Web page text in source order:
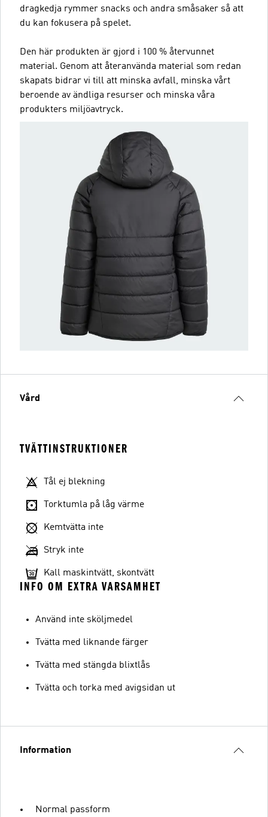
dragkedja rymmer snacks och andra småsaker så att
du kan fokusera på spelet.
Den här produkten är gjord i 100 % återvunnet
material. Genom att återanvända material som redan
skapats bidrar vi till att minska avfall, minska vårt
beroende av ändliga resurser och minska våra
produkters miljöavtryck.
Vård
TVÄTTINSTRUKTIONER
Tål ej blekning
Torktumla på låg värme
Kemtvätta inte
Stryk inte
Kall maskintvätt, skontvätt
INFO OM EXTRA VARSAMHET
Använd inte sköljmedel
Tvätta med liknande färger
Tvätta med stängda blixtlås
Tvätta och torka med avigsidan ut
Information
Normal passform